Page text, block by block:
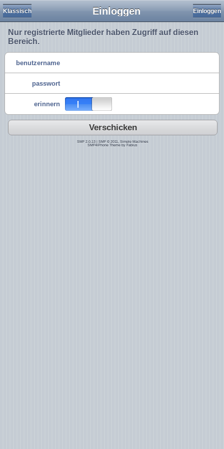
Einloggen
Klassisch Einloggen
Nur registrierte Mitglieder haben Zugriff auf diesen
Bereich.
benutzername
passwort
erinnern
Verschicken
SMF 2.0.13| SMF © 2011
Simple Machines
SMF4iPhone Theme by Fabius